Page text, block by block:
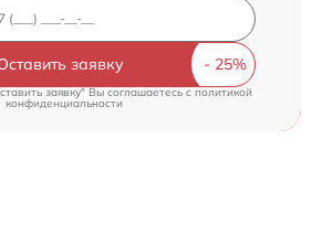
заявку
заявку" Вы соглашаетесь cполитикой
конфиденциальности